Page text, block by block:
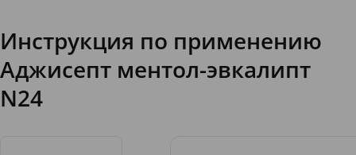
Инструкция по применению
Аджисепт ментол-эвкалипт
N24